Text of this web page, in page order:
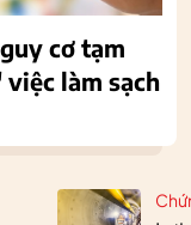
cơ tạm
làm sạch